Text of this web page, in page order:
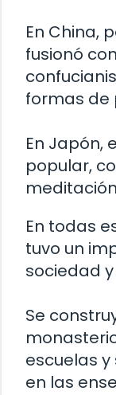
En China,
fusionó
formas de
En Japón,
popular,
En todas
tuvo un
sociedad
Se
escuelas
en las